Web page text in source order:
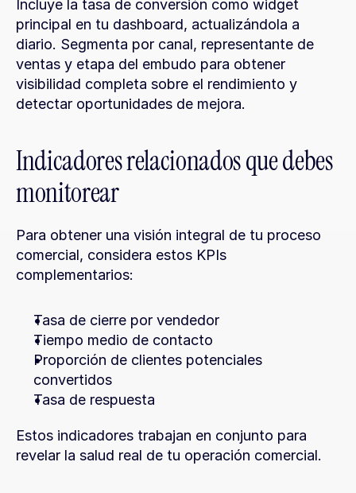
Incluye la tasa de conversión como widget
principal en tu dashboard, actualizándola a
diario. Segmenta por canal, representante de
ventas y etapa del embudo para obtener
visibilidad completa sobre el rendimiento y
detectar oportunidades de mejora.
Indicadores relacionados que debes
monitorear
Para obtener una visión integral de tu proceso
comercial, considera estos KPIs
complementarios:
Tasa de cierre por vendedor
Tiempo medio de contacto
Proporción de clientes potenciales
convertidos
Tasa de respuesta
Estos indicadores trabajan en conjunto para
revelar la salud real de tu operación comercial.